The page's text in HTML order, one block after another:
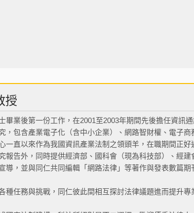
授
業後第一份工作，在2001至2003年期間先後擔任資訊通
，包含產業電子化（含中小企業）、網路智財權、電子商
一直以來作為我國資訊產業法制之領頭羊，在職期間正好
報告外，同時提供經濟部、國科會（現為科技部）、經建
導，並與同仁共同編輯「網路法律」等著作與發表數篇期
任務與挑戰，同仁彼此間相互探討法律議題進而提升專